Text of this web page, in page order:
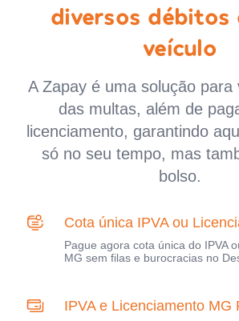
diversos débitos
veículo
A Zapay é uma solução para
das multas, além de
licenciamento, garantindo
só no seu tempo, mas
bolso.
Cota única IPVA ou
Pague agora cota única do IPVA
MG sem filas e burocracias no
IPVA e Licenciamento MG